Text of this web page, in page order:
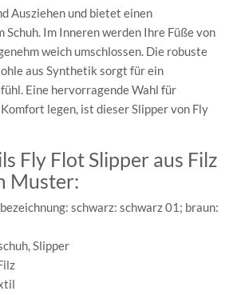
Ausziehen und bietet einen
Schuh. Im Inneren werden Ihre Füße von
weich umschlossen. Die robuste
aus Synthetik sorgt für ein
Eine hervorragende Wahl für
legen, ist dieser Slipper von Fly
Fly Flot Slipper aus Filz
Muster:
schwarz: schwarz 01; braun:
Slipper